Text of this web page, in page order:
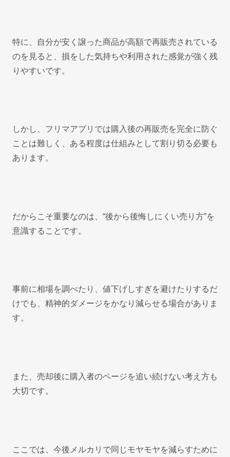
特に、自分が安く譲った商品が高額で再販売されている
のを見ると、損をした気持ちや利用された感覚が強く残
りやすいです。
しかし、フリマアプリでは購入後の再販売を完全に防ぐ
ことは難しく、ある程度は仕組みとして割り切る必要も
あります。
だからこそ重要なのは、“後から後悔しにくい売り方”を
意識することです。
事前に相場を調べたり、値下げしすぎを避けたりするだ
けでも、精神的ダメージをかなり減らせる場合がありま
す。
また、売却後に購入者のページを追い続けない考え方も
大切です。
ここでは、今後メルカリで同じモヤモヤを減らすために